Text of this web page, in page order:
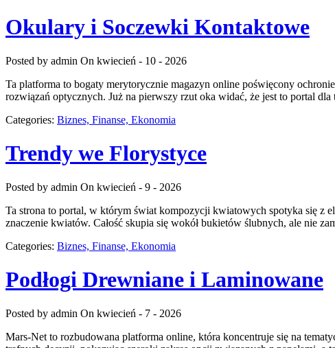
Okulary i Soczewki Kontaktowe
Posted by admin On kwiecień - 10 - 2026
Ta platforma to bogaty merytorycznie magazyn online poświęcony
rozwiązań optycznych. Już na pierwszy rzut oka widać, że jest to portal
Categories: Biznes, Finanse, Ekonomia
Trendy we Florystyce
Posted by admin On kwiecień - 9 - 2026
Ta strona to portal, w którym świat kompozycji kwiatowych spotyka się z
znaczenie kwiatów. Całość skupia się wokół bukietów ślubnych, ale nie
Categories: Biznes, Finanse, Ekonomia
Podłogi Drewniane i Laminowane
Posted by admin On kwiecień - 7 - 2026
Mars-Net to rozbudowana platforma online, która koncentruje się na